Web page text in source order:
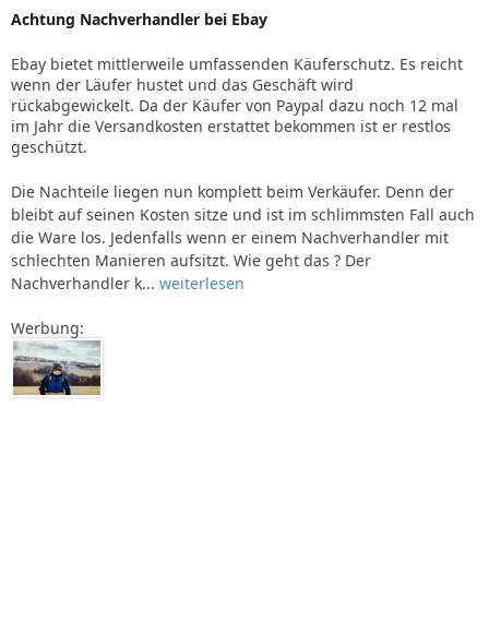
Achtung Nachverhandler bei Ebay
Ebay bietet mittlerweile umfassenden Käuferschutz. Es reicht
wenn der Läufer hustet und das Geschäft wird
rückabgewickelt. Da der Käufer von Paypal dazu noch 12 mal
im Jahr die Versandkosten erstattet bekommen ist er restlos
geschützt.
Die Nachteile liegen nun komplett beim Verkäufer. Denn der
bleibt auf seinen Kosten sitze und ist im schlimmsten Fall auch
die Ware los. Jedenfalls wenn er einem Nachverhandler mit
schlechten Manieren aufsitzt. Wie geht das ? Der
Nachverhandler k... weiterlesen
Werbung: